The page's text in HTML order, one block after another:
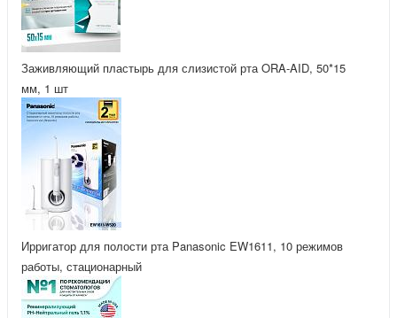
Заживляющий пластырь для слизистой рта ORA-AID, 50*15
мм, 1 шт
Ирригатор для полости рта Panasonic EW1611, 10 режимов
работы, стационарный